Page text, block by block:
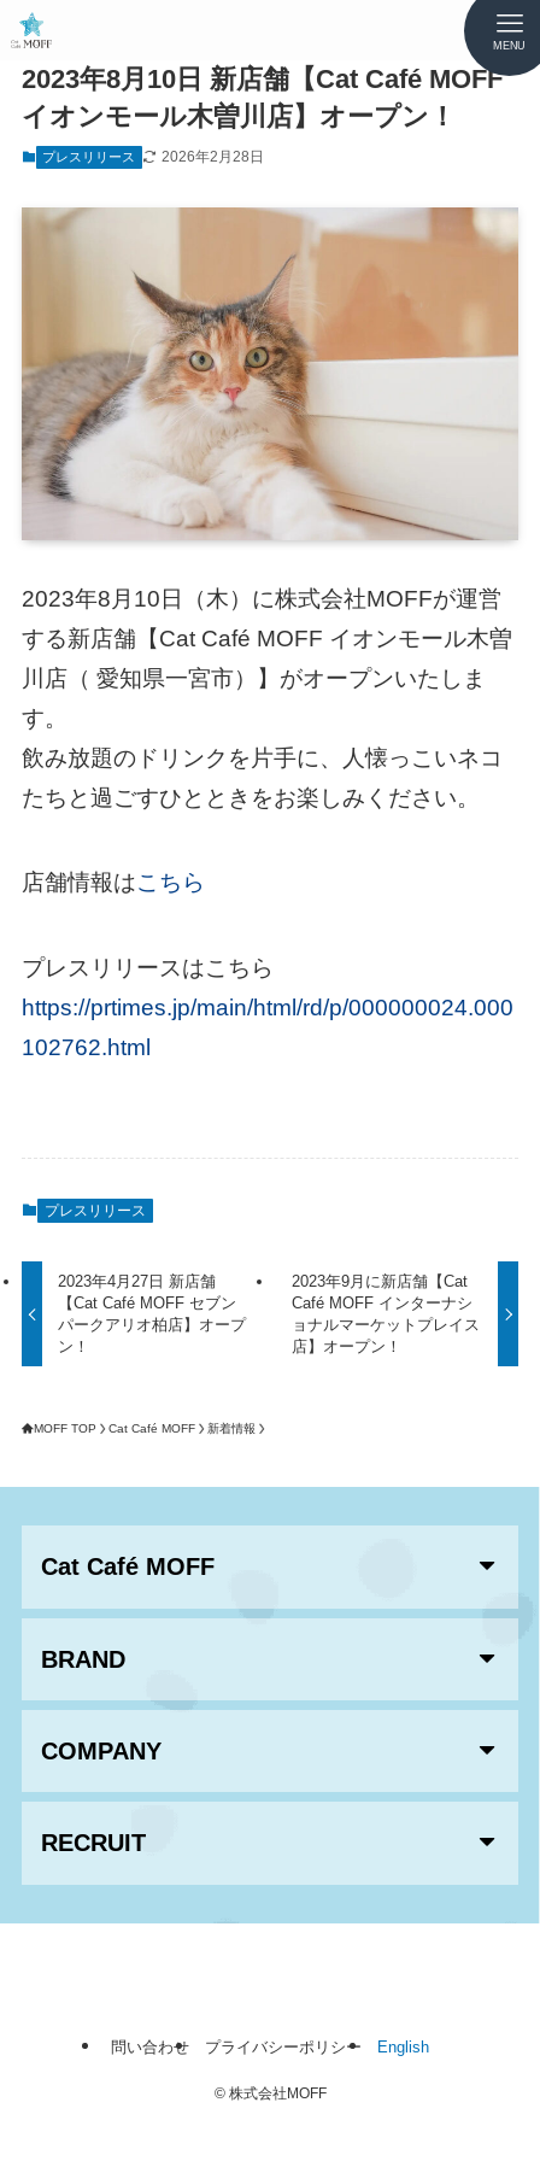
MENU
2023年8月10日 新店舗【Cat Café MOFF
イオンモール木曽川店】オープン！
プレスリリース 2026年2月28日
2023年8月10日（木）に株式会社MOFFが運営
する新店舗【Cat Café MOFF イオンモール木曽
川店（ 愛知県一宮市）】がオープンいたしま
す。
飲み放題のドリンクを片手に、人懐っこいネコ
たちと過ごすひとときをお楽しみください。
店舗情報はこちら
プレスリリースはこちら
https://prtimes.jp/main/html/rd/p/000000024.000
102762.html
プレスリリース
2023年4月27日 新店舗
【Cat Café MOFF セブン
パークアリオ柏店】オープ
ン！
2023年9月に新店舗【Cat
Café MOFF インターナシ
ョナルマーケットプレイス
店】オープン！
MOFF TOP Cat Café MOFF 新着情報
Cat Café MOFF
BRAND
COMPANY
RECRUIT
問い合わせ プライバシーポリシー English
©株式会社MOFF